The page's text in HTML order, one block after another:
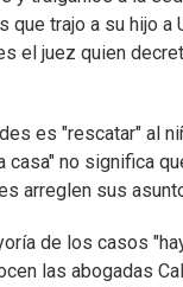
que trajo a su hijo
el juez quien
es "rescatar" al
casa" no significa
arreglen sus
de los casos
las abogadas